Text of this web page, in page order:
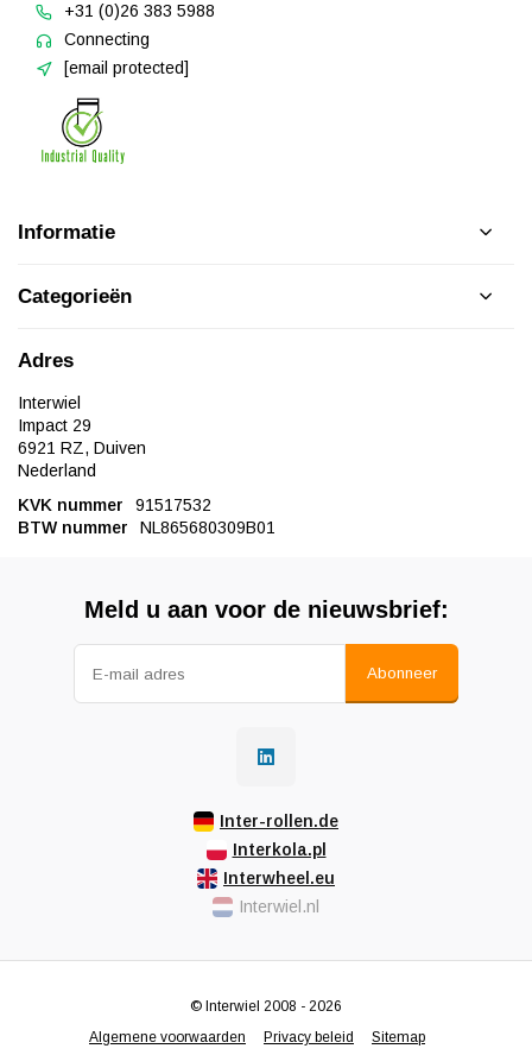
+31 (0)26 383 5988
Connecting
[email protected]
Informatie
Categorieën
Adres
Interwiel
Impact 29
6921 RZ, Duiven
Nederland
KVK nummer
91517532
BTW nummer
NL865680309B01
Meld u aan voor de nieuwsbrief:
Abonneer
Inter-rollen.de
Interkola.pl
Interwheel.eu
Interwiel.nl
Algemene voorwaarden Privacy beleid Sitemap
© Interwiel 2008 - 2026